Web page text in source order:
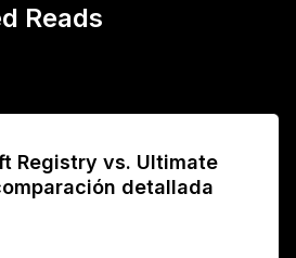
Reads
Registry vs. Ultimate
detallada